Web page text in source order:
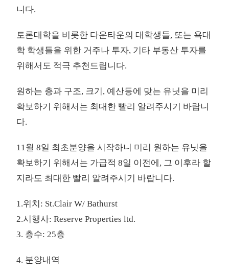
니다.
토론대학을 비롯한 다운타운의 대학생들, 또는 욕대
학 학생들을 위한 거주나 투자, 기타 부동산 투자를
위해서도 적극 추천드립니다.
원하는 층과 구조, 크기, 예산등에 맞는 유닛을 미리
확보하기 위해서는 최대한 빨리 알려주시기 바랍니
다.
11월 8일 최초분양을 시작하니 미리 원하는 유닛을
확보하기 위해서는 가급적 8일 이전에, 그 이후라 할
지라도 최대한 빨리 알려주시기 바랍니다.
1.위치: St.Clair W/ Bathurst
2.시행사: Reserve Properties ltd.
3. 층수: 25층
4. 분양내역